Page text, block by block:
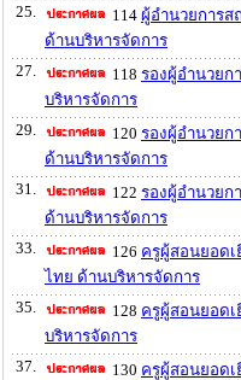
25.
114 ผู้อำนวยการ
ด้านบริหารจัดการ
27.
118 รองผู้อำนวยก
บริหารจัดการ
29.
120 รองผู้อำนวยก
ด้านบริหารจัดการ
31.
122 รองผู้อำนวย
ด้านบริหารจัดการ
33.
126 ครูผู้สอนยอดเ
ไทย ด้านบริหารจัดการ
35.
128 ครูผู้สอนยอด
บริหารจัดการ
37.
130 ครูผู้สอนยอดเ